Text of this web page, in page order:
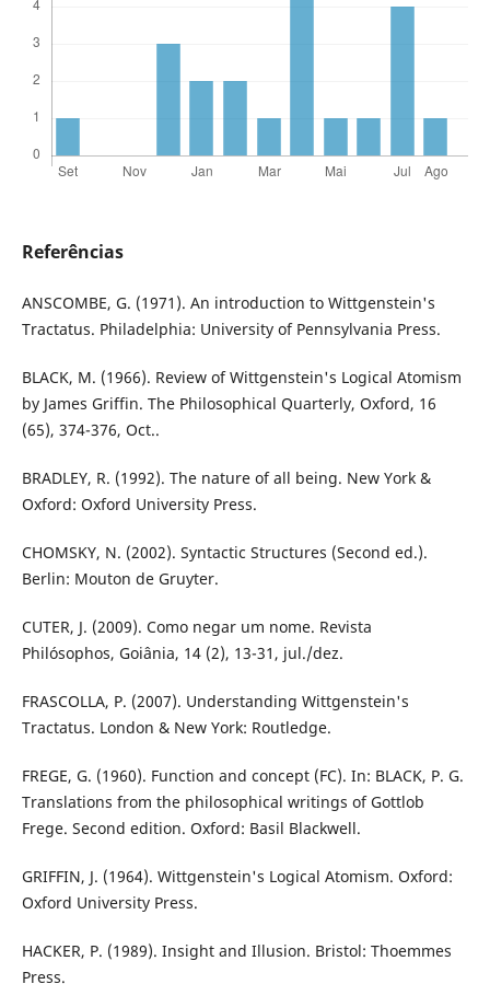
Referências
ANSCOMBE, G. (1971). An introduction to Wittgenstein's
Tractatus. Philadelphia: University of Pennsylvania Press.
BLACK, M. (1966). Review of Wittgenstein's Logical Atomism
by James Griffin. The Philosophical Quarterly, Oxford, 16
(65), 374-376, Oct..
BRADLEY, R. (1992). The nature of all being. New York &
Oxford: Oxford University Press.
CHOMSKY, N. (2002). Syntactic Structures (Second ed.).
Berlin: Mouton de Gruyter.
CUTER, J. (2009). Como negar um nome. Revista
Philósophos, Goiânia, 14 (2), 13-31, jul./dez.
FRASCOLLA, P. (2007). Understanding Wittgenstein's
Tractatus. London & New York: Routledge.
FREGE, G. (1960). Function and concept (FC). In: BLACK, P. G.
Translations from the philosophical writings of Gottlob
Frege. Second edition. Oxford: Basil Blackwell.
GRIFFIN, J. (1964). Wittgenstein's Logical Atomism. Oxford:
Oxford University Press.
HACKER, P. (1989). Insight and Illusion. Bristol: Thoemmes
Press.